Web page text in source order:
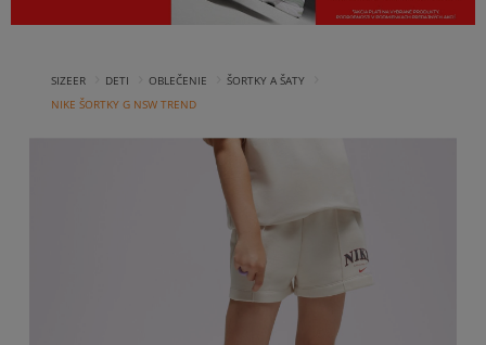
SIZEER DETI OBLEČENIE ŠORTKY A ŠATY
NIKE ŠORTKY G NSW TREND